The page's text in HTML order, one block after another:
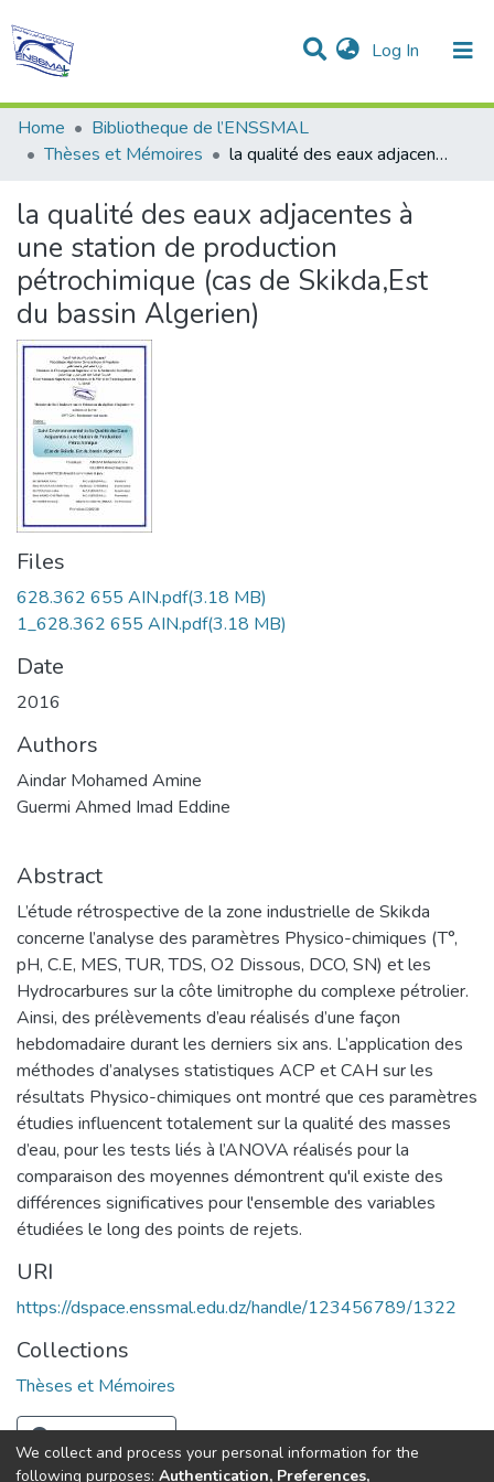
Log In (current)
Communities & Collections
Statistics
All of DSpace
Home
Bibliotheque de l’ENSSMAL
Thèses et Mémoires
la qualité des eaux adjacentes à une station de production pétrochimique (cas de Skikda,Est du bassin Algerien)
la qualité des eaux adjacentes à
une station de production
pétrochimique (cas de Skikda,Est
du bassin Algerien)
Files
628.362 655 AIN.pdf(3.18 MB)
1_628.362 655 AIN.pdf(3.18 MB)
Date
2016
Authors
Aindar Mohamed Amine
Guermi Ahmed Imad Eddine
Abstract
L’étude rétrospective de la zone industrielle de Skikda
concerne l’analyse des paramètres Physico-chimiques (T°,
pH, C.E, MES, TUR, TDS, O2 Dissous, DCO, SN) et les
Hydrocarbures sur la côte limitrophe du complexe pétrolier.
Ainsi, des prélèvements d’eau réalisés d’une façon
hebdomadaire durant les derniers six ans. L’application des
méthodes d’analyses statistiques ACP et CAH sur les
résultats Physico-chimiques ont montré que ces paramètres
étudies influencent totalement sur la qualité des masses
d’eau, pour les tests liés à l’ANOVA réalisés pour la
comparaison des moyennes démontrent qu'il existe des
différences significatives pour l'ensemble des variables
étudiées le long des points de rejets.
URI
https://dspace.enssmal.edu.dz/handle/123456789/1322
Collections
Thèses et Mémoires
Full item page
We collect and process your personal information for the
following purposes: Authentication, Preferences,